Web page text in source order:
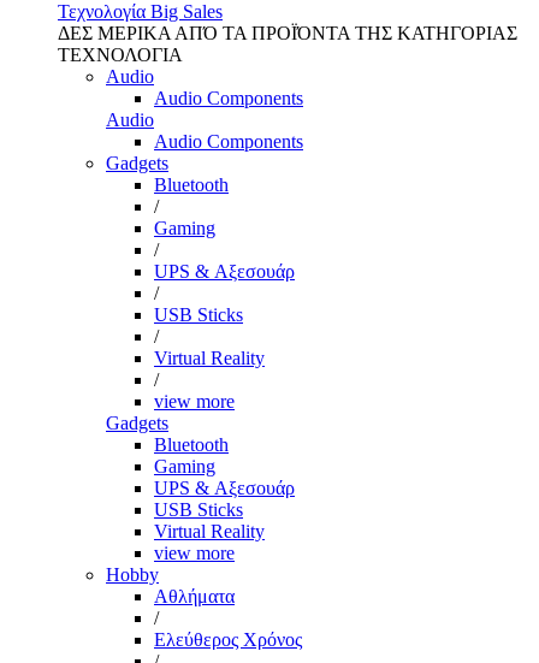
Τεχνολογία Big Sales
ΔΕΣ ΜΕΡΙΚΑ ΑΠΌ ΤΑ ΠΡΟΪΌΝΤΑ ΤΗΣ ΚΑΤΗΓΟΡΙΑΣ
ΤΕΧΝΟΛΟΓΙΑ
Audio
Audio Components
Audio
Audio Components
Gadgets
Bluetooth
/
Gaming
/
UPS & Αξεσουάρ
/
USB Sticks
/
Virtual Reality
/
view more
Gadgets
Bluetooth
Gaming
UPS & Αξεσουάρ
USB Sticks
Virtual Reality
view more
Hobby
Αθλήματα
/
Ελεύθερος Χρόνος